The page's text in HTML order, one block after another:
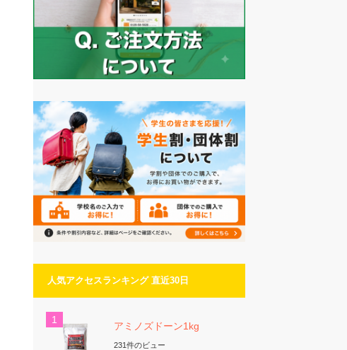
人気アクセスランキング 直近30日
アミノズドーン1kg
231件のビュー